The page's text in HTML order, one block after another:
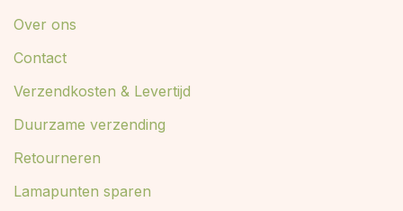
Over ons
Contact
Verzendkosten & Levertijd
Duurzame verzending
Retourneren
Lamapunten sparen